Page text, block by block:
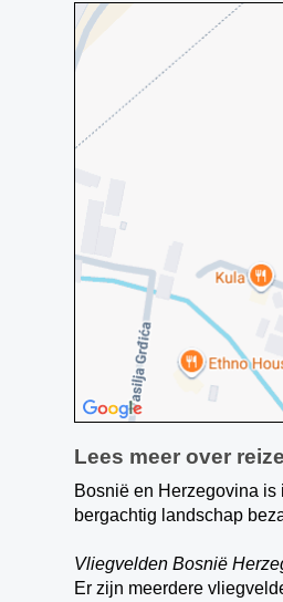
Lees meer over
Bosnië en Herzegovina
bergachtig landschap
Vliegvelden Bosnië
Er zijn meerdere